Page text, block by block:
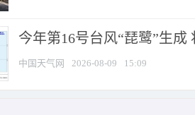
今年第16号台风“琵鹭”生
中国天气网 2026-08-09 15:09